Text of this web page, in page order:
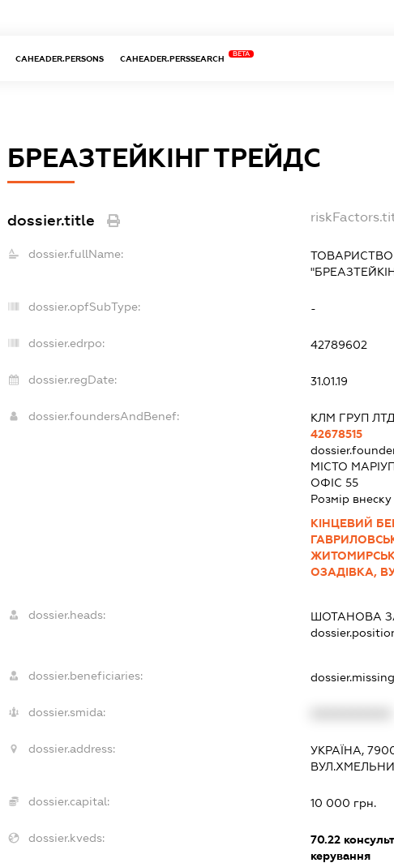
CAHEADER.PERSONS CAHEADER.PERSSEARCH
BETA
БРЕАЗТЕЙКІНГ ТРЕЙДС
dossier.title
dossier.fullName:
dossier.opfSubType: -
dossier.edrpo: 42789602
dossier.regDate: 31.01.19
dossier.foundersAndBenef:
КЛМ ГРУП ЛТД
42678515
МІСТО
ОФІС 55
Розмір
КІНЦЕВИЙ
ОЗАДІВКА,
dossier.heads: ШОТАНОВА
dossier.beneficiaries:
dossier.smida:
dossier.address:
УКРАЇНА,
dossier.capital: 10 000 грн.
dossier.kveds: 70.22
керування